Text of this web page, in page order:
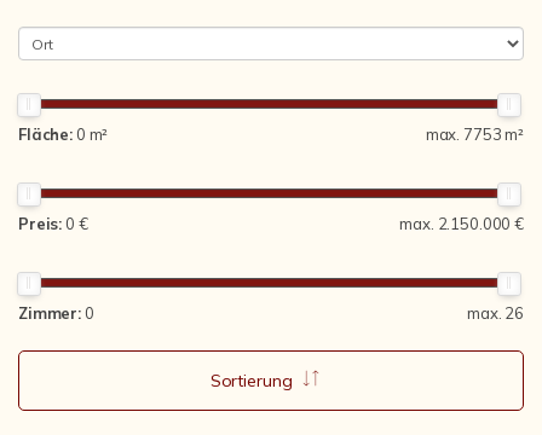
Fläche: 0 m² max. 7753 m²
Preis: 0 € max. 2.150.000 €
Zimmer: 0 max. 26
Sortierung